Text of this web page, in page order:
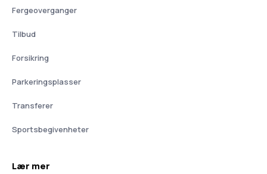
Fergeoverganger
Tilbud
Forsikring
Parkeringsplasser
Transferer
Sportsbegivenheter
Lær mer